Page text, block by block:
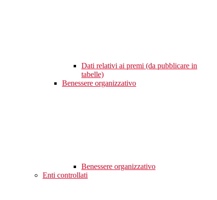
Dati relativi ai premi (da pubblicare in
tabelle)
Benessere organizzativo
Benessere organizzativo
Enti controllati